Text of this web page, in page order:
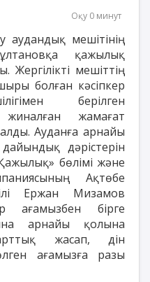
Оқу 0 минут
аудандық мешітінің
қажылық
Жергілікті мешіттің
болған кәсіпкер
берілген
жамағат
Ауданға арнайы
дәрістерін
бөлімі және
Ақтөбе
Ержан Мизамов
ағамызбен бірге
арнайы қолына
жасап, дін
ағамызға разы